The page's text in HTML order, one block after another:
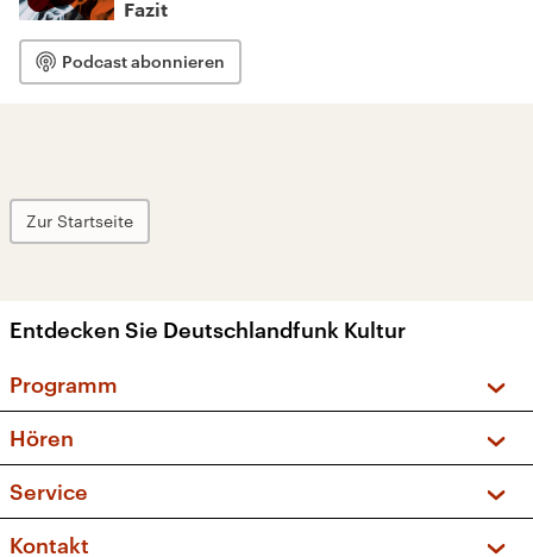
Fazit
Podcast abonnieren
Zur Startseite
Entdecken Sie Deutschlandfunk Kultur
Programm
Sendungen und Podcasts
Musikliste
Kakadu – Das Kinderprogramm
Hören
Frequenzen (UKW + DAB+)
Service
FAQ
Kontakt